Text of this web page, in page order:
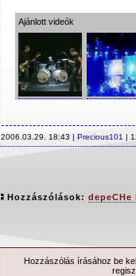
Ajánlott videók
2006.03.29. 18:43 | Precious101 |
Hozzászólások: depeCHe
Hozzászólás írásához be